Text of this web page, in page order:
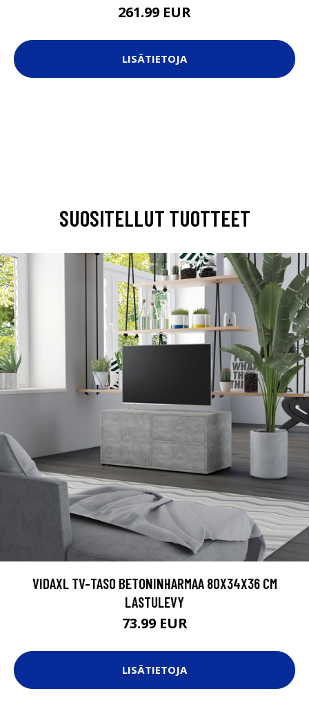
261.99 EUR
LISÄTIETOJA
SUOSITELLUT TUOTTEET
VIDAXL TV-TASO BETONINHARMAA 80X34X36 CM
LASTULEVY
73.99 EUR
LISÄTIETOJA